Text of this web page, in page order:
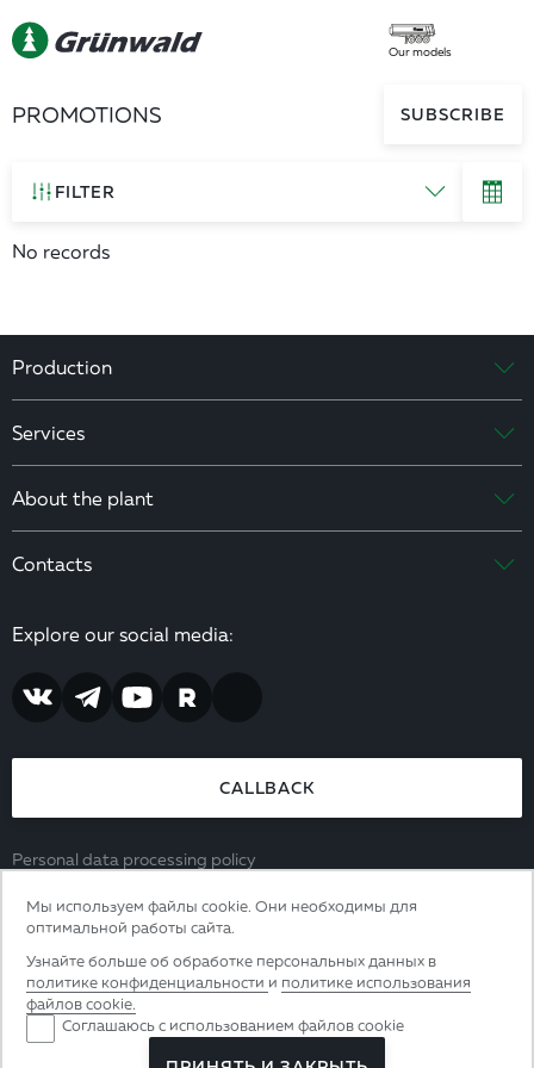
Our models
PROMOTIONS SUBSCRIBE
FILTER
No records
Production
Services
About the plant
Contacts
Explore our social media:
CALLBACK
Personal data processing policy
8 (800) 444 65 39
ООО Грюнвальд. ИНН 3907050249. ОГРН 1063906101038.
238312, Калининградская область, р-н Гурьевский, п.
Прибрежное, ул. Калининградское шоссе, д. 1, помещ. 1
Мы используем файлы cookie. Они необходимы для
оптимальной работы сайта.
Узнайте больше об обработке персональных данных в
политике конфиденциальности и политике использования
файлов cookie.
Соглашаюсь с использованием файлов cookie